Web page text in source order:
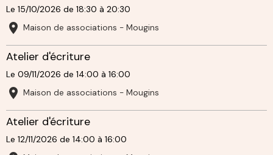
Le 15/10/2026 de 18:30 à 20:30
Maison de associations - Mougins
Atelier d'écriture
Le 09/11/2026 de 14:00 à 16:00
Maison de associations - Mougins
Atelier d'écriture
Le 12/11/2026 de 14:00 à 16:00